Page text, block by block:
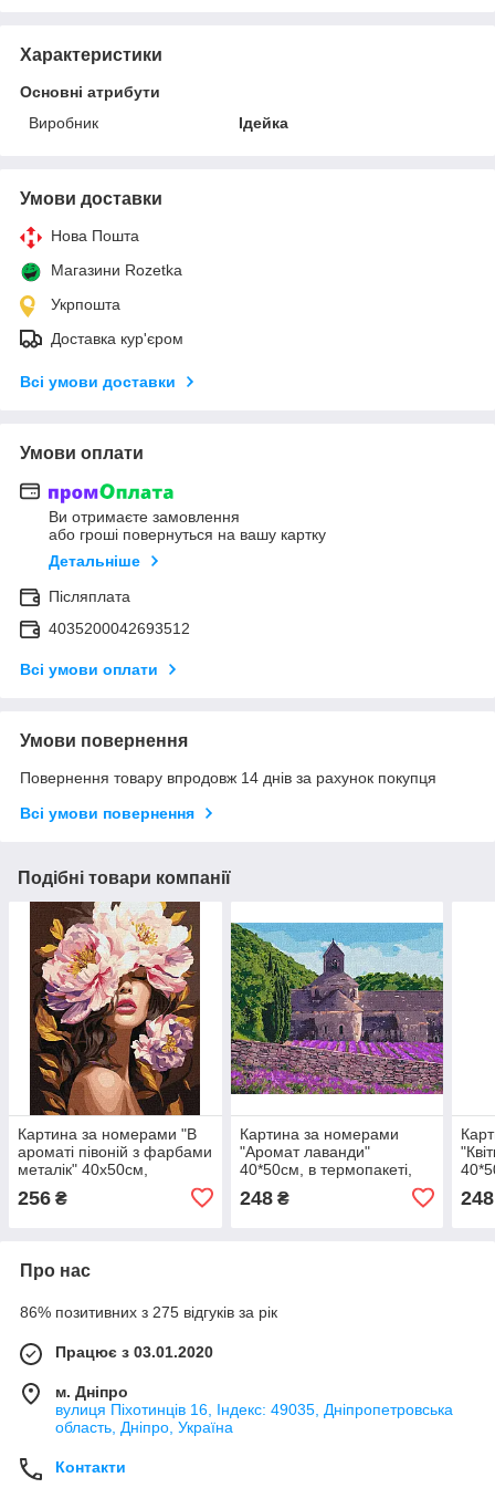
Характеристики
Основні атрибути
Виробник
Ідейка
Умови доставки
Нова Пошта
Магазини Rozetka
Укрпошта
Доставка кур'єром
Всі умови доставки
Умови оплати
Ви отримаєте замовлення
або гроші повернуться на вашу картку
Детальніше
Післяплата
4035200042693512
Всі умови оплати
Умови повернення
Повернення товару впродовж 14 днів за рахунок покупця
Всі умови повернення
Подібні товари компанії
Картина за номерами "В
ароматі півоній з фарбами
металік" 40х50см,
Україна
256 ₴
Картина за номерами
"Аромат лаванди"
40*50см, в термопакеті,
248₴ 248
Про нас
86% позитивних з 275 відгуків за рік
Працює з 03.01.2020
м. Дніпро
вулиця Піхотинців 16, Індекс: 49035, Дніпропетровська
область, Дніпро, Україна
Контакти